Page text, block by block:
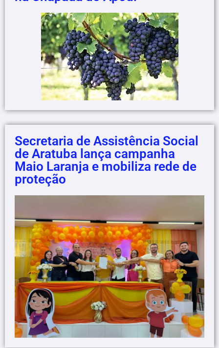
Secretaria de Assistência Social
de Aratuba lança campanha
Maio Laranja e mobiliza rede de
proteção